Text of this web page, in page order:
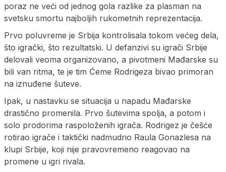
poraz ne veći od jednog gola razlike za plasman na
svetsku smortu najboljih rukometnih reprezentacija.
Prvo poluvreme je Srbija kontrolisala tokom većeg dela,
što igrački, što rezultatski. U defanzivi su igrači Srbije
delovali veoma organizovano, a pivotmeni Mađarske su
bili van ritma, te je tim Ćeme Rodrigeza bivao primoran
na iznuđene šuteve.
Ipak, u nastavku se situacija u napadu Mađarske
drastično promenila. Prvo šutevima spolja, a potom i
solo prodorima raspoloženih igrača. Rodrigez je češće
rotirao igrače i taktički nadmudrio Raula Gonazlesa na
klupi Srbije, koji nije pravovremeno reagovao na
promene u igri rivala.